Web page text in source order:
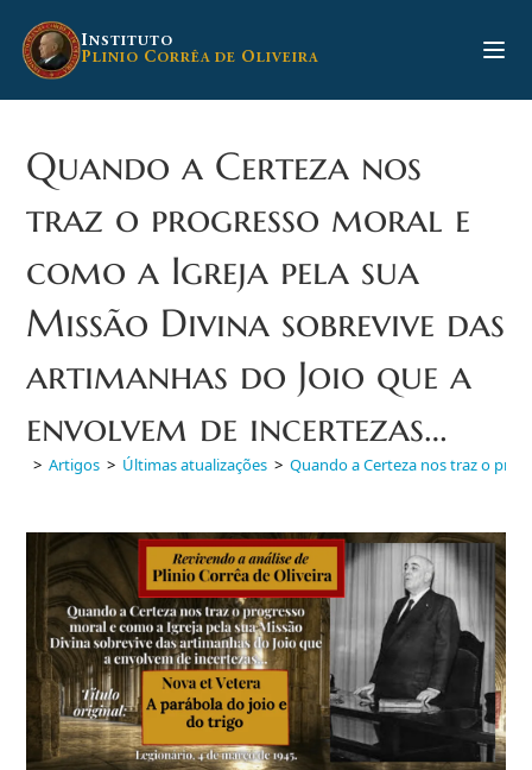
para
INSTITUTO
PLINIO CORRÊA DE OLIVEIRA
Quando a Certeza nos
traz o progresso moral e
como a Igreja pela sua
Missão Divina sobrevive das
artimanhas do Joio que a
envolvem de incertezas…
> Artigos > Últimas atualizações > Quando a Certeza nos traz o